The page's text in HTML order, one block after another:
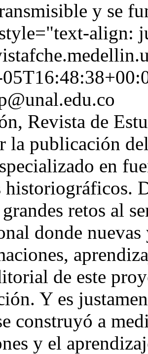
y se
align:
Revista de
la publicación
en
historiográficos.
grandes retos al
donde
de este
Y es
construyó a
y el